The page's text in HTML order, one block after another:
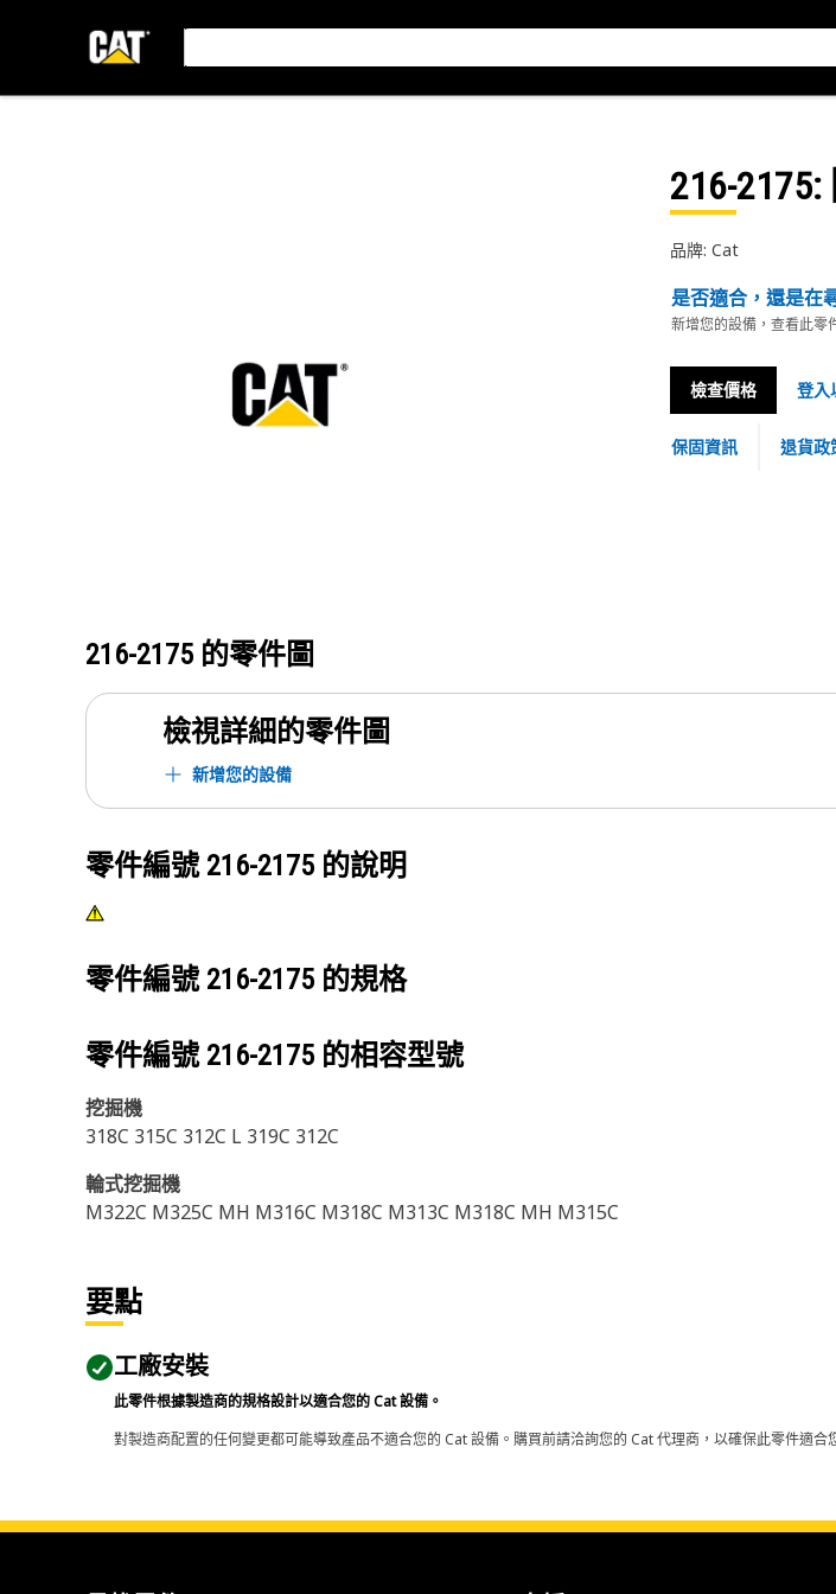
216-2175:
品牌: Cat
是否適合，還是在
新增您的設備，查看此零
檢查價格 登入
保固資訊 退貨政
216-2175 的零件圖
檢視詳細的零件圖
新增您的設備
零件編號 216-2175 的說明
零件編號 216-2175 的規格
零件編號 216-2175 的相容型號
挖掘機
318C 315C 312C L 319C 312C
輪式挖掘機
M322C M325C MH M316C M318C M313C M318C MH M315C
要點
工廠安裝
此零件根據製造商的規格設計以適合您的 Cat 設備。
對製造商配置的任何變更都可能導致產品不適合您的 Cat 設備。購買前請洽詢您的 Cat 代理商，以確保此零件適